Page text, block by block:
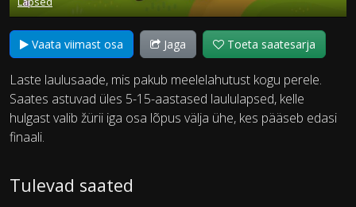
Vaata viimast osa Jaga Toeta saatesarja
Laste laulusaade, mis pakub meelelahutust kogu perele.
Saates astuvad üles 5-15-aastased laululapsed, kelle
hulgast valib žürii iga osa lõpus välja ühe, kes pääseb edasi
finaali.
Tulevad saated